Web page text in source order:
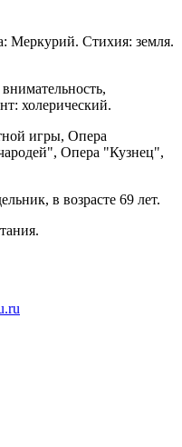
Меркурий. Стихия: земля.
холерический.
игры, Опера
Опера "Кузнец",
в возрасте 69 лет.